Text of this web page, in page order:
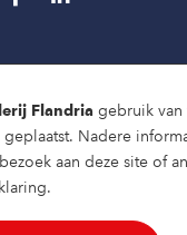
Flandria gebruik van
Nadere
aan deze site of